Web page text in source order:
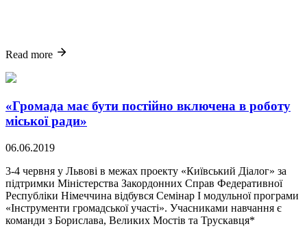
Read more
«Громада має бути постійно включена в роботу
міської ради»
06.06.2019
3-4 червня у Львові в межах проекту «Київський Діалог» за
підтримки Міністерства Закордонних Справ Федеративної
Республіки Німеччина відбувся Семінар І модульної програми
«Інструменти громадської участі». Учасниками навчання є
команди з Борислава, Великих Мостів та Трускавця*